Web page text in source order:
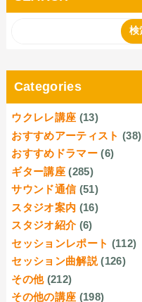
Categories
ウクレレ講座 (13)
おすすめアーティスト (38)
おすすめドラマー (6)
ギター講座 (285)
サウンド通信 (51)
スタジオ案内 (16)
スタジオ紹介 (6)
セッションレポート (112)
セッション曲解説 (126)
その他 (212)
その他の講座 (198)